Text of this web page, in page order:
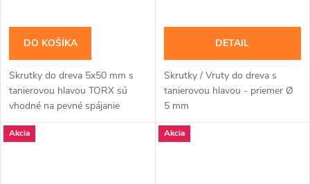
DO KOŠÍKA
Skrutky do dreva 5x50 mm s
tanierovou hlavou TORX sú
vhodné na pevné spájanie
dosiek, líšt, latiek, menších
hranolov a drevených
DETAIL
Skrutky / Vruty do dreva s
tanierovou hlavou - priemer Ø
5 mm
Akcia Akcia